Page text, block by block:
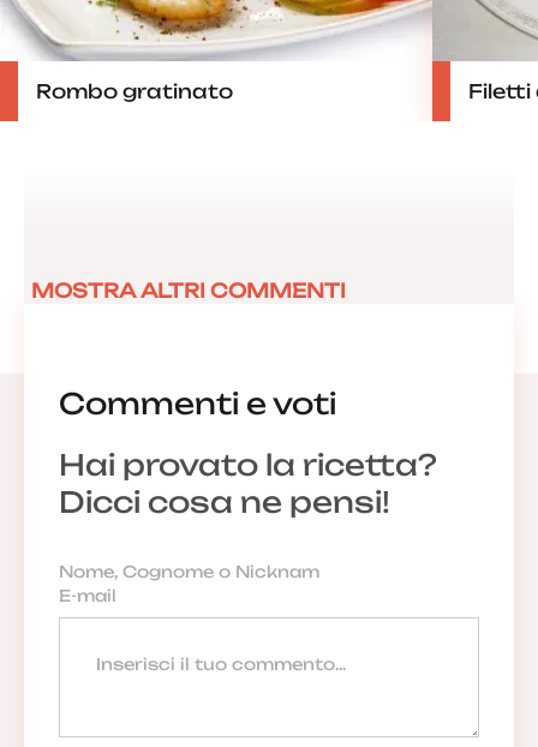
Rombo gratinato Filetti
Commenti e voti
Hai provato la ricetta?
Dicci cosa ne pensi!
MOSTRA ALTRI COMMENTI